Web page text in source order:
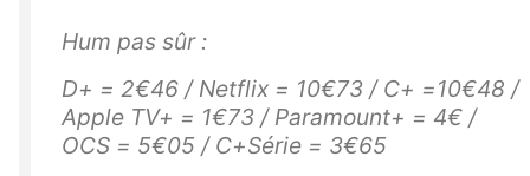
Hum pas sûr :
D+ = 2€46 / Netflix = 10€73 / C+ =10€48 /
Apple TV+ = 1€73 / Paramount+ = 4€ /
OCS = 5€05 / C+Série = 3€65